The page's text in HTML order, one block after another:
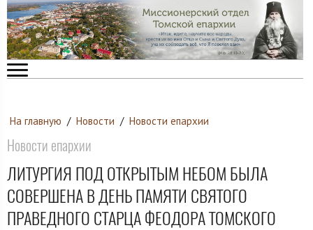
На главную / Новости / Новости епархии
Новости епархии
ЛИТУРГИЯ ПОД ОТКРЫТЫМ НЕБОМ БЫЛА
СОВЕРШЕНА В ДЕНЬ ПАМЯТИ СВЯТОГО
ПРАВЕДНОГО СТАРЦА ФЕОДОРА ТОМСКОГО